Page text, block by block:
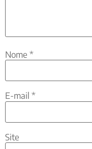
Nome *
E-mail *
Site